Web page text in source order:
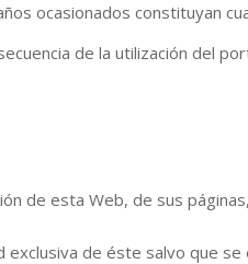
ocasionados constituyan
de la utilización del
de esta Web, de sus
exclusiva de éste salvo que